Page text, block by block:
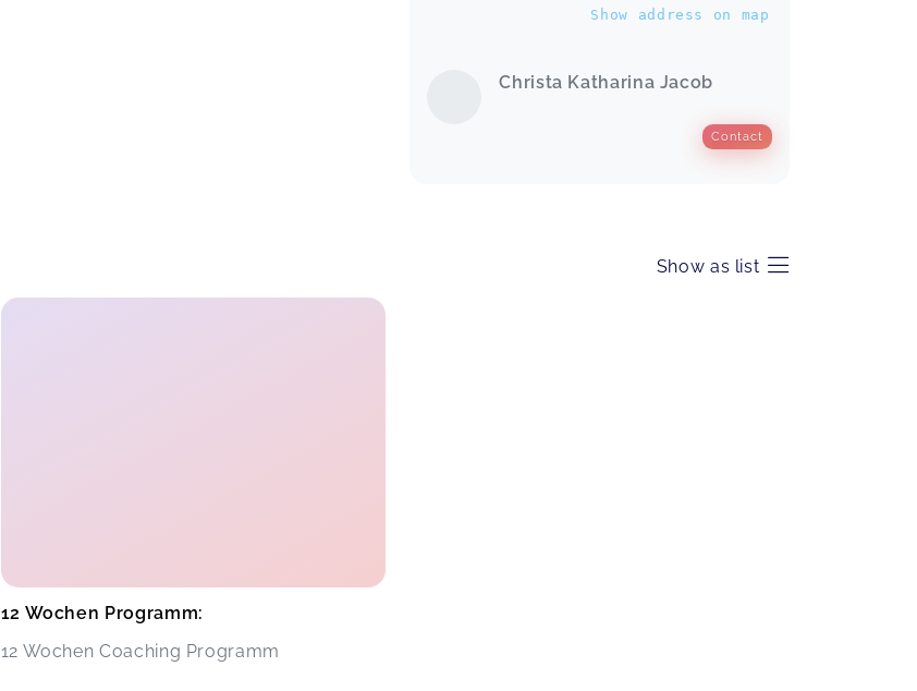
Show address on map
Christa Katharina Jacob
Contact
Show as list
12 Wochen Programm:
12 Wochen Coaching Programm